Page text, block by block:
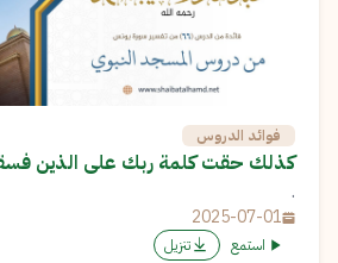
فوائد الدروس
كذلك حقت كلمة ربك على الذين
.
2025-07-01
استمع تنزيل